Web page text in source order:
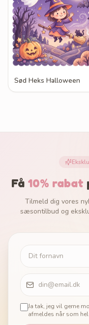
Sød Heks Halloween
Få 10% rabat
Tilmeld dig vores
sæsontilbud og
Ja tak, jeg vil gerne
afmeldes når som